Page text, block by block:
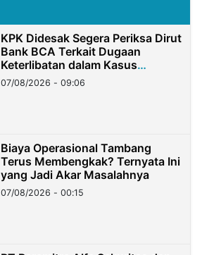
KPK Didesak Segera Periksa Dirut
Bank BCA Terkait Dugaan
Keterlibatan dalam Kasus
Hilangnya Dana Nasabah Rp2,58
Miliar
07/08/2026 - 09:06
Biaya Operasional Tambang
Terus Membengkak? Ternyata Ini
yang Jadi Akar Masalahnya
07/08/2026 - 00:15